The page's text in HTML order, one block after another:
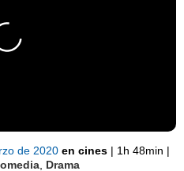
de 2020en cines | 1h 48min |
Drama